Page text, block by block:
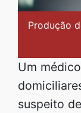
Produção
Um
suspeito